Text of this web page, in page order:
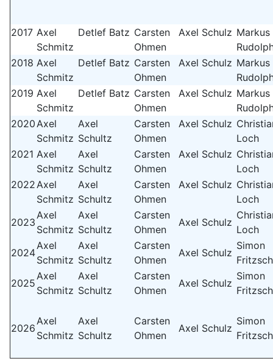
2017 Axel
Schmitz
Detlef Batz Carsten
Ohmen
Axel Schulz Markus
2018 Axel
Schmitz
Detlef Batz Carsten
Ohmen
Axel Schulz Markus
2019 Axel
Schmitz
Detlef Batz Carsten
Ohmen
Axel Schulz Markus
2020 Axel
Schmitz
Axel
Schultz
Carsten
Ohmen
Axel Schulz
Loch
2021 Axel
Schmitz
Axel
Schultz
Carsten
Ohmen
Axel Schulz
Loch
2022 Axel
Schmitz
Axel
Schultz
Carsten
Ohmen
Axel Schulz
Loch
2023
Axel
Schmitz
Axel
Schultz
Carsten
Ohmen
Axel Schulz
Loch
2024
Axel
Schmitz
Axel
Schultz
Carsten
Ohmen
Axel Schulz
Simon
2025
Axel
Schmitz
Axel
Schultz
Carsten
Ohmen
Axel Schulz
Simon
2026
Axel
Schmitz
Axel
Schultz
Carsten
Ohmen
Axel Schulz
Simon